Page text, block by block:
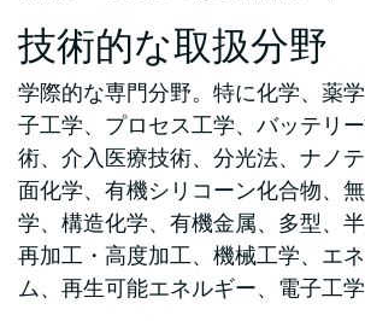
技術的な取扱分野
学際的な専門分野。特に化学、薬
子工学、プロセス工学、バッテリ
術、介入医療技術、分光法、ナノ
面化学、有機シリコーン化合物、
学、構造化学、有機金属、多型、
再加工・高度加工、機械工学、エ
ム、再生可能エネルギー、電子工学